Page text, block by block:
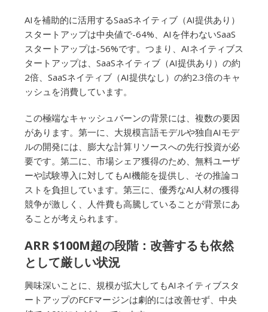
AIを補助的に活用するSaaSネイティブ（AI提供あり）
スタートアップは中央値で-64%、AIを伴わないSaaS
スタートアップは-56%です。つまり、AIネイティブス
タートアップは、SaaSネイティブ（AI提供あり）の約
2倍、SaaSネイティブ（AI提供なし）の約2.3倍のキャ
ッシュを消費しています。
この極端なキャッシュバーンの背景には、複数の要因
があります。第一に、大規模言語モデルや独自AIモデ
ルの開発には、膨大な計算リソースへの先行投資が必
要です。第二に、市場シェア獲得のため、無料ユーザ
ーや試験導入に対してもAI機能を提供し、その推論コ
ストを負担しています。第三に、優秀なAI人材の獲得
競争が激しく、人件費も高騰していることが背景にあ
ることが考えられます。
ARR $100M超の段階：改善するも依然
として厳しい状況
興味深いことに、規模が拡大してもAIネイティブスタ
ートアップのFCFマージンは劇的には改善せず、中央